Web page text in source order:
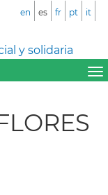
y solidaria
en es fr pt it